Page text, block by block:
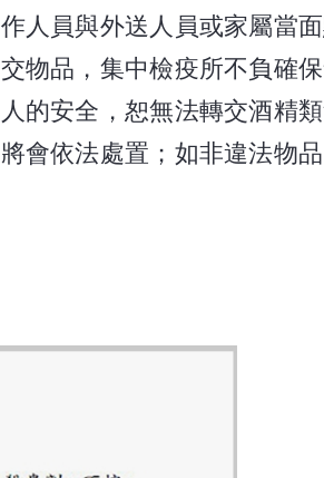
人員與外送人員或家屬當
物品，集中檢疫所不負確
的安全，恕無法轉交酒精
會依法處置；如非違法物